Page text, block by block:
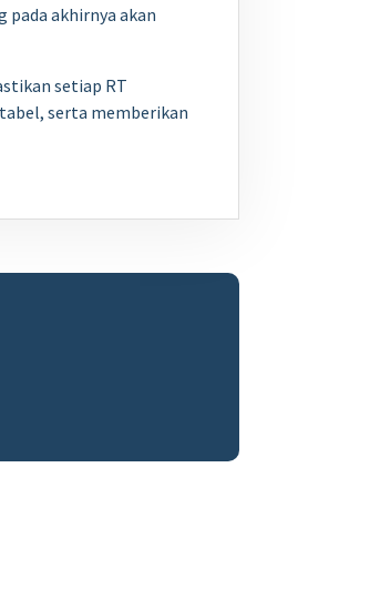
akhirnya akan
setiap RT
serta memberikan